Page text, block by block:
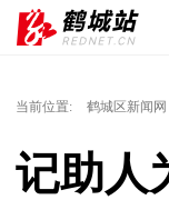
当前位置: 鹤城区新闻网
记助人